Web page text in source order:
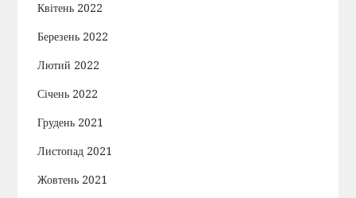
Квітень 2022
Березень 2022
Лютий 2022
Січень 2022
Грудень 2021
Листопад 2021
Жовтень 2021